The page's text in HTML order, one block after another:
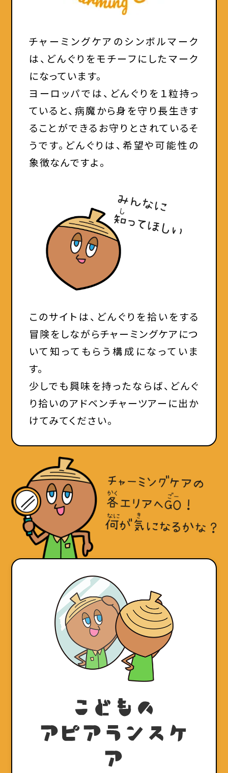
チャーミングケアのシンボルマーク
は、どんぐりをモチーフにしたマーク
になっています。
ヨーロッパでは、どんぐりを１粒持っ
ていると、病魔から身を守り長生きす
ることができるお守りとされているそ
うです。どんぐりは、希望や可能性の
象徴なんですよ。
このサイトは、どんぐりを拾いをする
冒険をしながらチャーミングケアにつ
いて知ってもらう構成になっていま
す。
少しでも興味を持ったならば、どんぐ
り拾いのアドベンチャーツアーに出か
けてみてください。
こどもの
アピアランスケ
ア